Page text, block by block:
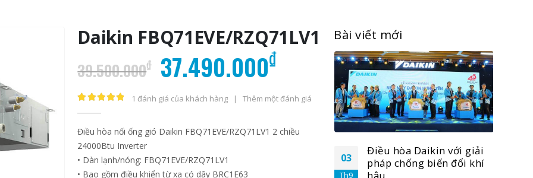
Daikin FBQ71EVE/RZQ71LV1
39.500.000₫ Giá
gốc
là:
39.500.000₫.
37.490.000₫
tại
là:
37.490.000₫.
1 đánh giá của khách hàng | Thêm một đánh giá
Điều hòa nối ống gió Daikin FBQ71EVE/RZQ71LV1 2 chiều
24000Btu Inverter
• Dàn lạnh/nóng: FBQ71EVE/RZQ71LV1
• Bao gồm điều khiển từ xa có dây BRC1E63
Bài viết mới
Điều hòa Daikin với giải
pháp chống biến đổi khí
03
Th9
pháp chống biến đổi khí
03
Th9
Điều hòa Daikin với giải
pháp chống biến đổi khí